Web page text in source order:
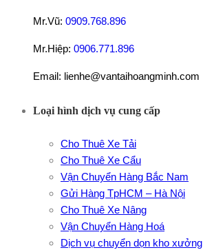
Mr.Vũ: 0909.768.896
Mr.Hiệp: 0906.771.896
Email: lienhe@vantaihoangminh.com
Loại hình dịch vụ cung cấp
Cho Thuê Xe Tải
Cho Thuê Xe Cẩu
Vận Chuyển Hàng Bắc Nam
Gửi Hàng TpHCM – Hà Nội
Cho Thuê Xe Nâng
Vận Chuyển Hàng Hoá
Dịch vụ chuyển dọn kho xưởng